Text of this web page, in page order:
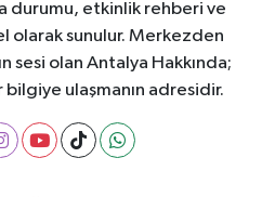
durumu, etkinlik rehberi ve
olarak sunulur. Merkezden
sesi olan Antalya Hakkında;
bilgiye ulaşmanın adresidir.